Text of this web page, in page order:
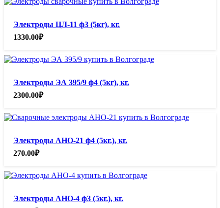
Электроды ЦЛ-11 ф3 (5кг), кг.
1330.00₽
Электроды ЭА 395/9 ф4 (5кг), кг.
2300.00₽
Электроды АНО-21 ф4 (5кг.), кг.
270.00₽
Электроды АНО-4 ф3 (5кг.), кг.